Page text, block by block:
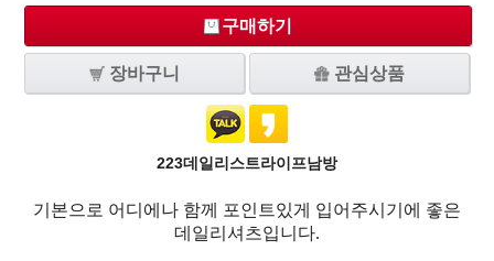
구매하기
장바구니 관심상품
223데일리스트라이프남방
기본으로 어디에나 함께 포인트있게 입어주시기에 좋은
데일리셔츠입니다.